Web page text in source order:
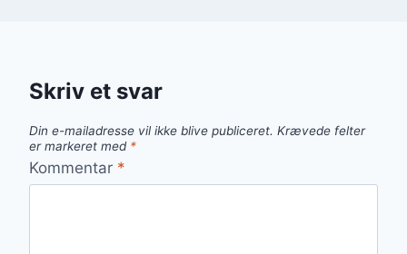
Skriv et svar
Din e-mailadresse vil ikke blive publiceret. Krævede felter
er markeret med *
Kommentar *